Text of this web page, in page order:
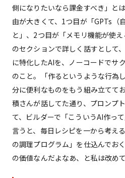
側になりたいなら課金すべき」と
由が大きくて、1つ目が「GPTs（
と」、2つ目が「メモリ機能が使
のセクションで詳しく話すとし
に特化したAIを、ノーコードでサ
のこと。「作るというような行為
分に便利なものをもう組み立てて
積さんが話してた通り、プロンプ
て、ビルダーで「こういうAI作っ
言うと、毎日レシピを一から考え
の調理プログラム」を仕込んでお
の価値なんだよなあ、と私は改め